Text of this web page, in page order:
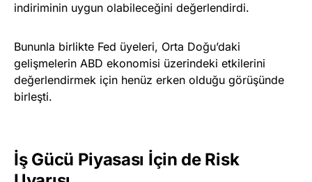
indiriminin uygun olabileceğini değerlendirdi.
Bununla birlikte Fed üyeleri, Orta Doğu’daki
gelişmelerin ABD ekonomisi üzerindeki etkilerini
değerlendirmek için henüz erken olduğu görüşünde
birleşti.
İş Gücü Piyasası İçin de Risk